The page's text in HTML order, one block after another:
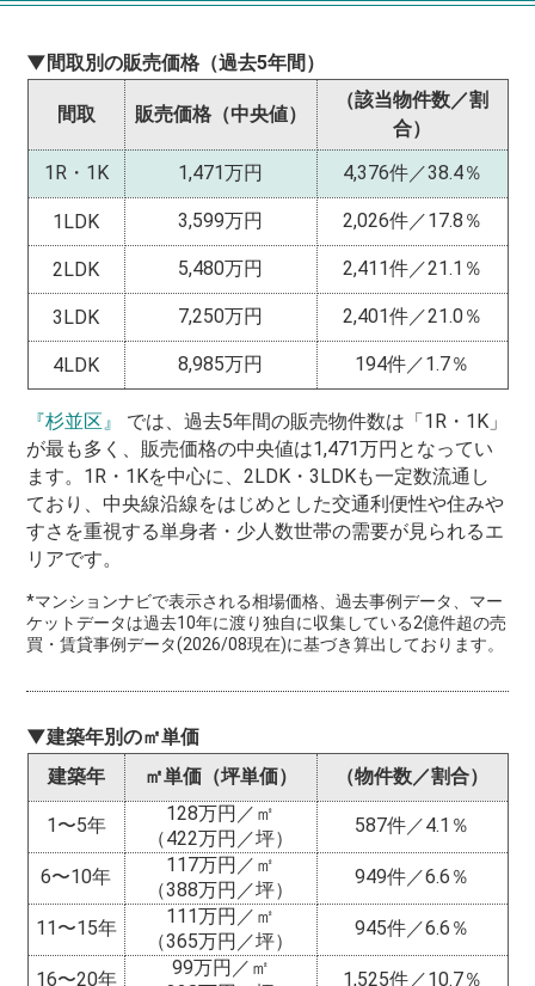
▼間取別の販売価格（過去5年間）
間取 販売価格（中央値）
（該当物件数／割
合）
1R・1K
1,471万円 4,376件／38.4％
1LDK 3,599万円 2,026件／17.8％
2LDK 5,480万円 2,411件／21.1％
3LDK 7,250万円 2,401件／21.0％
4LDK 8,985万円 194件／1.7％
『杉並区』
では、過去5年間の販売物件数は「1R・1K」
が最も多く、販売価格の中央値は1,471万円となってい
ます。1R・1Kを中心に、2LDK・3LDKも一定数流通し
ており、中央線沿線をはじめとした交通利便性や住みや
すさを重視する単身者・少人数世帯の需要が見られるエ
リアです。
*マンションナビで表示される相場価格、過去事例データ、マー
ケットデータは過去10年に渡り独自に収集している2億件超の売
買・賃貸事例データ(2026/08現在)に基づき算出しております。
▼建築年別の㎡単価
建築年
㎡単価（坪単価） （物件数／割合）
1〜5年
128万円／㎡
（422万円／坪）
587件／4.1％
6〜10年
117万円／㎡
（388万円／坪）
949件／6.6％
11〜15年
111万円／㎡
（365万円／坪）
945件／6.6％
16〜20年
99万円／㎡
1,525件／10.7％